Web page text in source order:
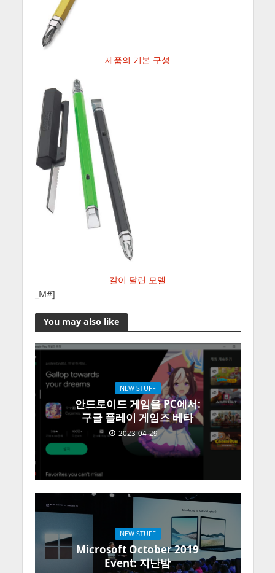
제품의 기본 구성
칼이 달린 모델
_M#]
You may also like
NEW STUFF
안드로이드 게임을 PC에서:
구글 플레이 게임즈 베타
2023-04-29
NEW STUFF
Microsoft October 2019
Event: 지난밤